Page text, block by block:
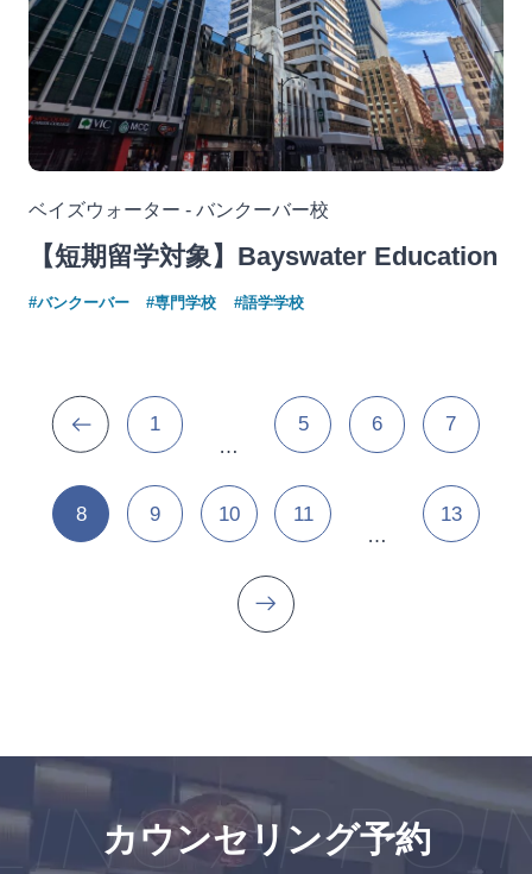
ベイズウォーター - バンクーバー校
【短期留学対象】Bayswater Education
#バンクーバー #専門学校 #語学学校
1
…
5 6 7
8 9 10
11
…
13
カウンセリング予約